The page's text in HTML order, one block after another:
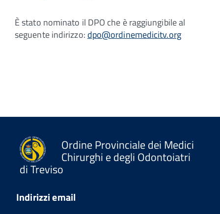
È stato nominato il DPO che è raggiungibile al
seguente indirizzo: dpo@ordinemedicitv.org
Ordine Provinciale dei Medici
Chirurghi e degli Odontoiatri
di Treviso
Indirizzi email